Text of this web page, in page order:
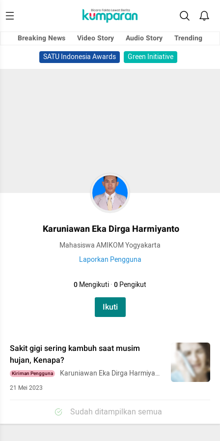
Breaking News Video Story Audio Story
Trending
SATU Indonesia Awards
Green Initiative
Karuniawan Eka Dirga Harmiyanto
Mahasiswa AMIKOM Yogyakarta
Laporkan Pengguna
0Mengikuti·0Pengikut
Ikuti
Sakit gigi sering kambuh saat musim
hujan, Kenapa?
Kiriman Pengguna
Karuniawan Eka Dirga Harmiyant
21 Mei 2023
Sudah ditampilkan semua